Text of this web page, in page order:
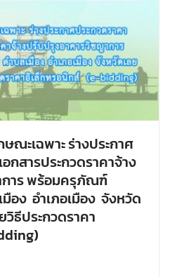
ณะเฉพาะ ร่างประกาศ
อกสารประกวดราคาจ้าง
าร พร้อมครุภัณฑ์
อง อำเภอเมือง จังหวัด
วิธีประกวดราคา